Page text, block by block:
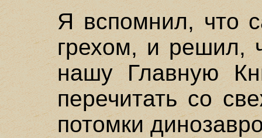
Я вспомнил, что
грехом, и решил,
нашу Главную
перечитать со
потомки